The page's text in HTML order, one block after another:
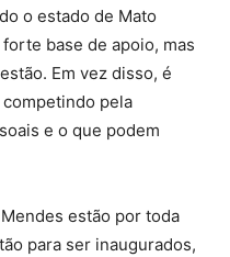
o estado de Mato
base de apoio, mas
Em vez disso, é
pela
e o que podem
estão por toda
para ser inaugurados,